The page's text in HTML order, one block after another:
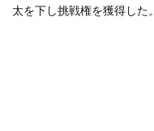
太を下し挑戦権を獲得した。